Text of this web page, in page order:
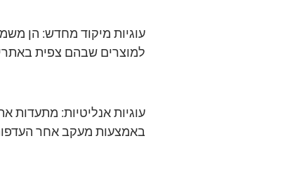
עוגיות מיקוד מחדש: הן
למוצרים שבהם צפית
עוגיות אנליטיות: מתעדות
באמצעות מעקב אחר